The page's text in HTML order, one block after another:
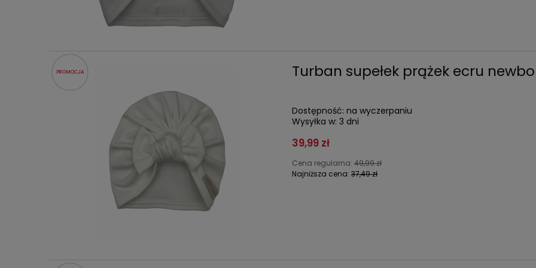
Turban supełek prążek ecru
Dostępność: na wyczerpaniu
Wysyłka w: 3 dni
39,99 zł
Cena regularna:49,99 zł
Najniższa cena:37,49 zł
PROMOCJA